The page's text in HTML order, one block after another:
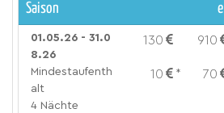
Saison
e
01.05.26 - 31.0
8.26
130 910
Mindestaufenth
alt
4 Nächte
10 * 70